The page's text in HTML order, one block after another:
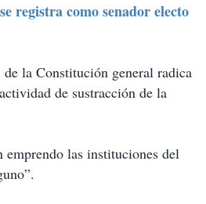
registra como senador electo
la Constitución general radica
de sustracción de la
las instituciones del